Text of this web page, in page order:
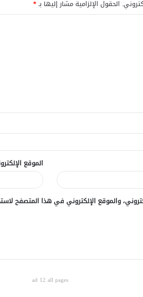
الحقول الإلزامية مشار إليها بـ*
الموقع
والموقع الإلكتروني في هذا المتصفح
ad 12 all pages